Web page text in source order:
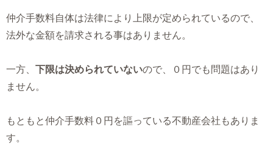
仲介手数料自体は法律により上限が定められているので、
法外な金額を請求される事はありません。
一方、 下限は決められていないので、０円でも問題はあり
ません。
もともと仲介手数料０円を謳っている不動産会社もありま
す。